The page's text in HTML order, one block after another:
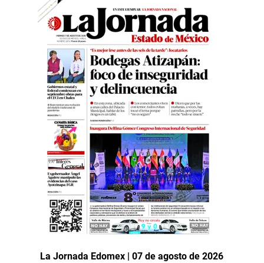
La Jornada Edomex | 07 de agosto de 2026